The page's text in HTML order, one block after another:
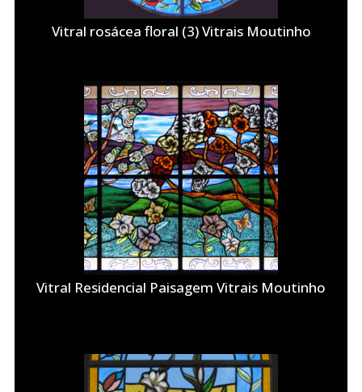
Vitral rosácea floral (3) Vitrais Moutinho
Vitral Residencial Paisagem Vitrais Moutinho